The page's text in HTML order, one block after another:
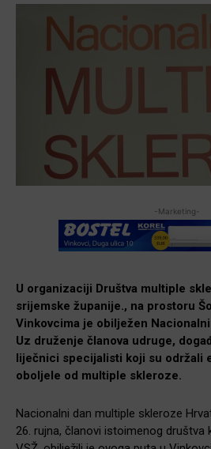
-Marketing-
U organizaciji Društva multiple
srijemske županije., na prostoru
Vinkovcima je obilježen
Uz druženje članova udruge,
liječnici specijalisti koji su održali
oboljele od multiple skleroze.
Nacionalni dan multiple skleroze
26. rujna, članovi istoimenog društva